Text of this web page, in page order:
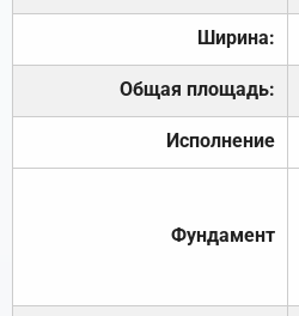
Ширина:
Общая площадь:
Исполнение
Фундамент